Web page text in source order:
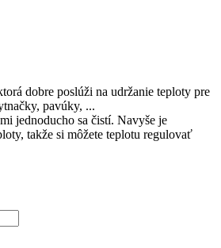
dobre poslúži na udržanie teploty pre
pavúky, ...
jednoducho sa čistí. Navyše je
takže si môžete teplotu regulovať